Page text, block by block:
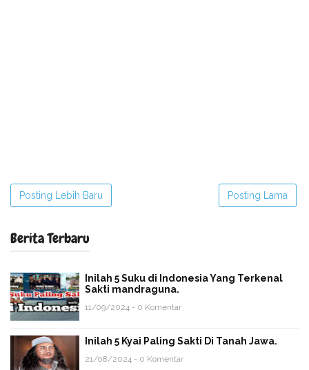
Posting Lebih Baru Posting Lama
Berita Terbaru
Inilah 5 Suku di Indonesia Yang Terkenal
Sakti mandraguna.
11/09/2024 - 0 Komentar
Inilah 5 Kyai Paling Sakti Di Tanah Jawa.
21/08/2024 - 0 Komentar